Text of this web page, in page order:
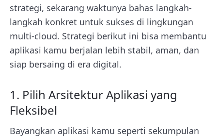
strategi, sekarang waktunya bahas langkah-
langkah konkret untuk sukses di lingkungan
multi-cloud. Strategi berikut ini bisa membantu
aplikasi kamu berjalan lebih stabil, aman, dan
siap bersaing di era digital.
1. Pilih Arsitektur Aplikasi yang
Fleksibel
Bayangkan aplikasi kamu seperti sekumpulan